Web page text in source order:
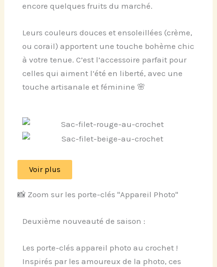
encore quelques fruits du marché.
Leurs couleurs douces et ensoleillées (crème,
ou corail) apportent une touche bohème chic
à votre tenue. C’est l’accessoire parfait pour
celles qui aiment l’été en liberté, avec une
touche artisanale et féminine 🌸
Voir plus
📸 Zoom sur les porte-clés "Appareil Photo"
Deuxième nouveauté de saison :
Les porte-clés appareil photo au crochet !
Inspirés par les amoureux de la photo, ces